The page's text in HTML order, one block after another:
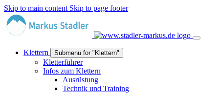
Skip to main content Skip to page footer
Klettern Submenu for "Klettern"
Kletterführer
Infos zum Klettern
Ausrüstung
Technik und Training